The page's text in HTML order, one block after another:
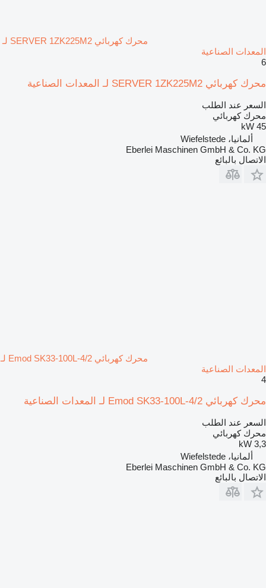
محرك كهربائي SERVER 1ZK225M2 لـ
المعدات الصناعية
6
محرك كهربائي SERVER 1ZK225M2 لـ المعدات الصناعية
السعر عند الطلب
محرك كهربائي
45 kW
ألمانيا، Wiefelstede
Eberlei Maschinen GmbH & Co. KG
الاتصال بالبائع
محرك كهربائي Emod SK33-100L-4/2 لـ
المعدات الصناعية
4
محرك كهربائي Emod SK33-100L-4/2 لـ المعدات الصناعية
السعر عند الطلب
محرك كهربائي
3,3 kW
ألمانيا، Wiefelstede
Eberlei Maschinen GmbH & Co. KG
الاتصال بالبائع